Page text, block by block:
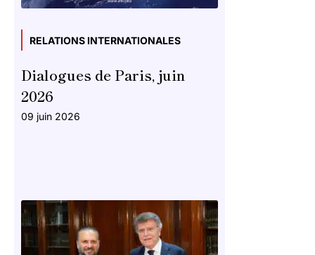
RELATIONS INTERNATIONALES
Dialogues de Paris, juin
2026
09 juin 2026